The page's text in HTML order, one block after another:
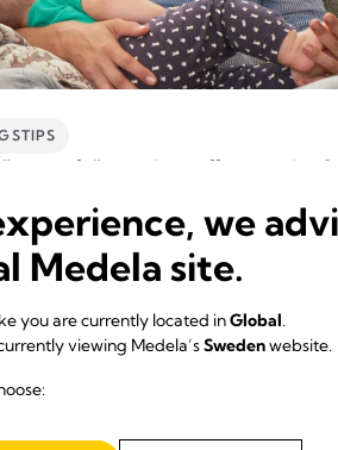
när det gäller amning?
we
Medela site.
you are currently located inGlobal.
viewing Medela’sSwedenwebsite.